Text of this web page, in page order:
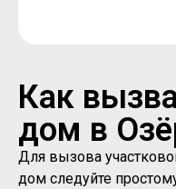
Как
дом в
Для вызова
дом следуйте